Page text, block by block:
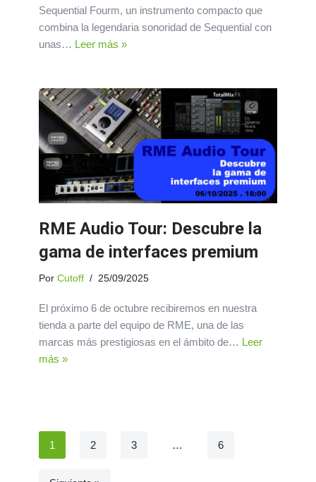
Sequential Fourm, un instrumento compacto que
combina la legendaria sonoridad de Sequential con
unas… Leer más »
RME Audio Tour: Descubre la
gama de interfaces premium
Por Cutoff 25/09/2025
El próximo 6 de octubre recibiremos en nuestra
tienda a parte del equipo de RME, una de las
marcas más prestigiosas en el ámbito de… Leer
más »
1 2 3 … 6